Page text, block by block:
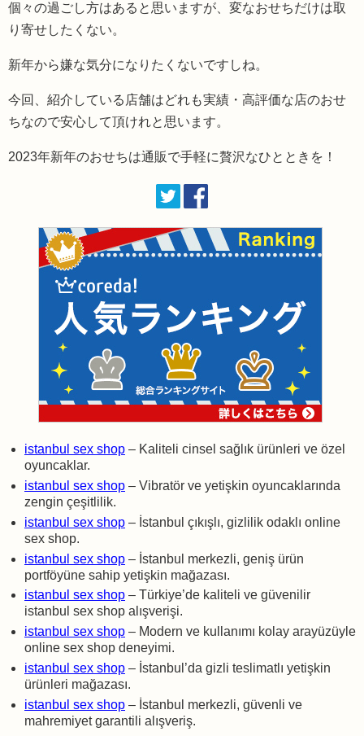
個々の過ごし方はあると思いますが、変なおせちだけは取
り寄せしたくない。
新年から嫌な気分になりたくないですしね。
今回、紹介している店舗はどれも実績・高評価な店のおせ
ちなので安心して頂けれと思います。
2023年新年のおせちは通販で手軽に贅沢なひとときを！
istanbul sex shop – Kaliteli cinsel sağlık ürünleri ve özel
oyuncaklar.
istanbul sex shop – Vibratör ve yetişkin oyuncaklarında
zengin çeşitlilik.
istanbul sex shop – İstanbul çıkışlı, gizlilik odaklı online
sex shop.
istanbul sex shop – İstanbul merkezli, geniş ürün
portföyüne sahip yetişkin mağazası.
istanbul sex shop – Türkiye’de kaliteli ve güvenilir
istanbul sex shop alışverişi.
istanbul sex shop – Modern ve kullanımı kolay arayüzüyle
online sex shop deneyimi.
istanbul sex shop – İstanbul’da gizli teslimatlı yetişkin
ürünleri mağazası.
istanbul sex shop – İstanbul merkezli, güvenli ve
mahremiyet garantili alışveriş.